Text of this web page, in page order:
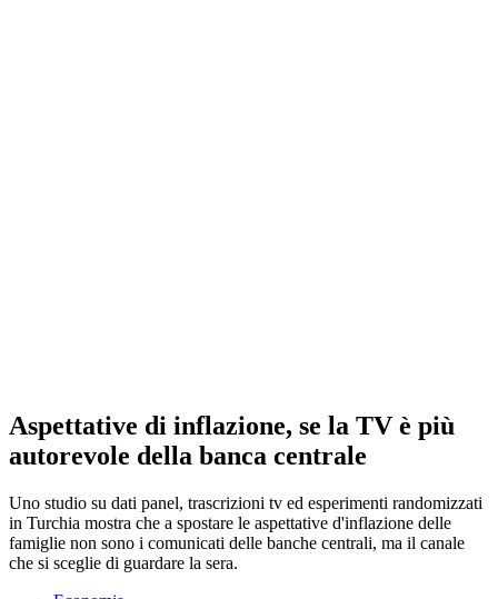
Aspettative di inflazione, se la TV è più
autorevole della banca centrale
Uno studio su dati panel, trascrizioni tv ed esperimenti randomizzati
in Turchia mostra che a spostare le aspettative d'inflazione delle
famiglie non sono i comunicati delle banche centrali, ma il canale
che si sceglie di guardare la sera.